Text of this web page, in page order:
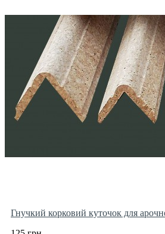
Гнучкий корковий куточок для